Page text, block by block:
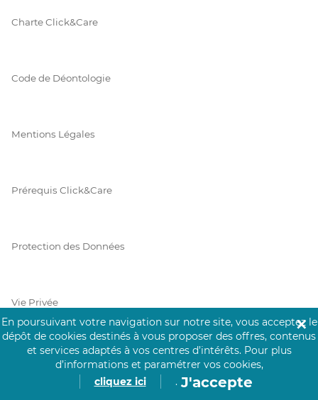
Charte Click&Care
Code de Déontologie
Mentions Légales
Prérequis Click&Care
Protection des Données
Vie Privée
PAIEMENT SÉCURISÉ
La collecte de vos informations de carte bancaire est cryptée
En poursuivant votre navigation sur notre site, vous acceptez le
dépôt de cookies destinés à vous proposer des offres, contenus
et services adaptés à vos centres d’intérêts. Pour plus
d’informations et paramétrer vos cookies,
cliquez ici
. J'accepte
✕